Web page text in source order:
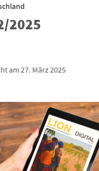
2025
am 27. März 2025